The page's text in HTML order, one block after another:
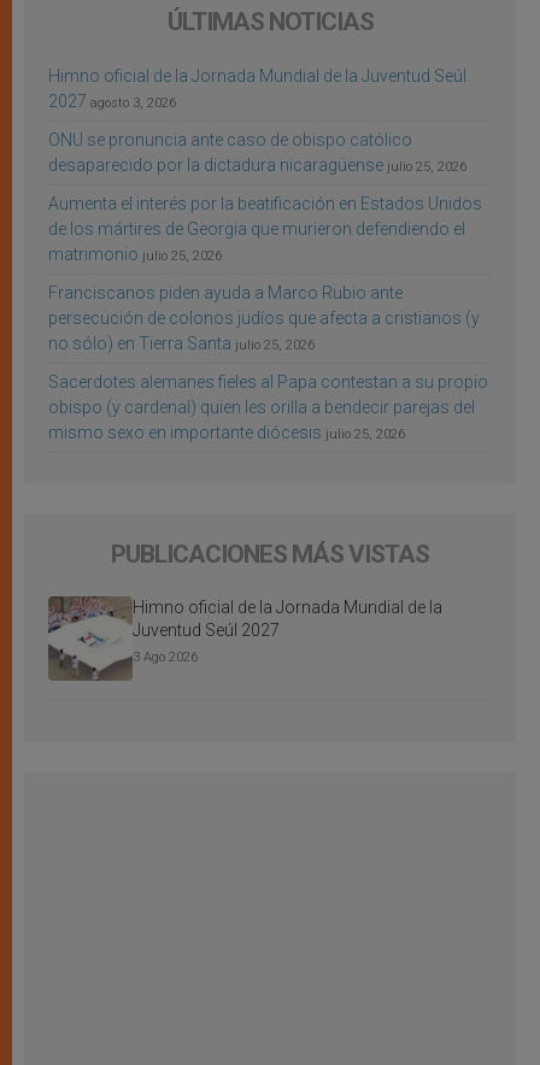
ÚLTIMAS NOTICIAS
Himno oficial de la Jornada Mundial de la Juventud Seúl
2027 agosto 3, 2026
ONU se pronuncia ante caso de obispo católico
desaparecido por la dictadura nicaragüense julio 25, 2026
Aumenta el interés por la beatificación en Estados Unidos
de los mártires de Georgia que murieron defendiendo el
matrimonio julio 25, 2026
Franciscanos piden ayuda a Marco Rubio ante
persecución de colonos judíos que afecta a cristianos (y
no sólo) en Tierra Santa julio 25, 2026
Sacerdotes alemanes fieles al Papa contestan a su propio
obispo (y cardenal) quien les orilla a bendecir parejas del
mismo sexo en importante diócesis julio 25, 2026
PUBLICACIONES MÁS VISTAS
Himno oficial de la Jornada Mundial de la
Juventud Seúl 2027
3 Ago 2026